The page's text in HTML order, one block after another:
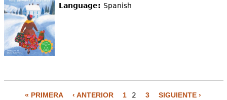
Language: Spanish
« PRIMERA ‹ ANTERIOR 1 2 3 SIGUIENTE ›